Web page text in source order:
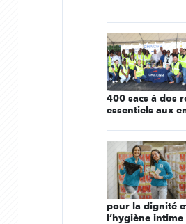
400 sacs à dos
essentiels aux
pour la dignité
l’hygiène intime